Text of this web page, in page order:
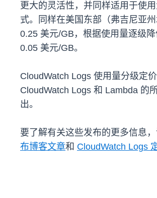
更大的灵活性，并同样适用于使
式。同样在美国东部（弗吉尼亚
0.25 美元/GB，根据使用量逐级
0.05 美元/GB。
CloudWatch Logs 使用量分级定
CloudWatch Logs 和 Lambda 的
出。
要了解有关这些发布的更多信息，
布博客文章和 CloudWatch Logs